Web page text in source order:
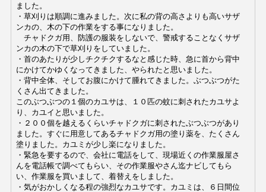
ました。
・草刈りは順調に進みました。次に私の背の高さよりも高いサザ
ンカの、木の下の作業をする事になりました。
チャドクガ用、防護の服装をしないで、警戒することなくサザ
ンカの木の下で草刈りをしていました。
・首のあたりが少しチクチクするなと感じた時、急に首から背中
にかけてかゆくなってきました、やられたと思いました。
・背中全体、そしてお腹にかけて腫れてきました。ぶつぶつがた
くさん出てきました。
このぶつぶつの１個のカユサは、１０匹の蚊に刺されたカユサよ
り、カユイと思いました。
・２００個を越えるくらいチャドクガに刺されたぶつぶつがあり
ました。 すぐに用意してあるチャドクガ用の塗り薬を、たくさん
塗りました。 カユミが少し楽になりました。
・緊急を要するので、会社に電話をして、現場近くの作業服屋さ
んを電話帳で調べてもらい、その作業服やさん迄ナビしてもら
い、作業服を買いまして、着替えをしました。
・気がおかしくなる程の強烈なカユサです。カユミは、６日間位